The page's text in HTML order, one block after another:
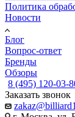
Политика
Новости
Блог
Вопрос-ответ
Бренды
Обзоры
8 (495) 120-03-
Заказать звонок